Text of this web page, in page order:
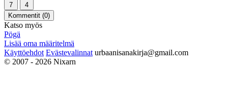
7
4
Kommentit (0)
Katso myös
Pögä
Lisää oma määritelmä
Käyttöehdot Evästevalinnat urbaanisanakirja@gmail.com
© 2007 - 2026 Nixarn